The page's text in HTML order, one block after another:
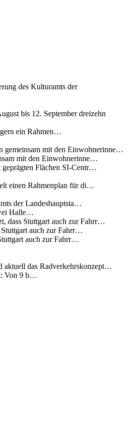
des Kulturamts der
bis 12. September dreizehn
ein Rahmen…
gemeinsam mit den Einwohnerinne…
mit den Einwohnerinne…
geprägten Flächen SI-Centr…
einen Rahmenplan für di…
der Landeshauptsta…
Halle…
dass Stuttgart auch zur Fahrr…
auch zur Fahrr…
auch zur Fahrr…
aktuell das Radverkehrskonzept…
Von 9 b…